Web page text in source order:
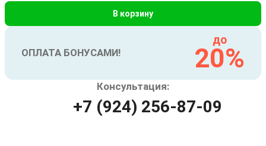
В корзину
ОПЛАТА БОНУСАМИ!
до
20%
Консультация:
+7 (924) 256-87-09